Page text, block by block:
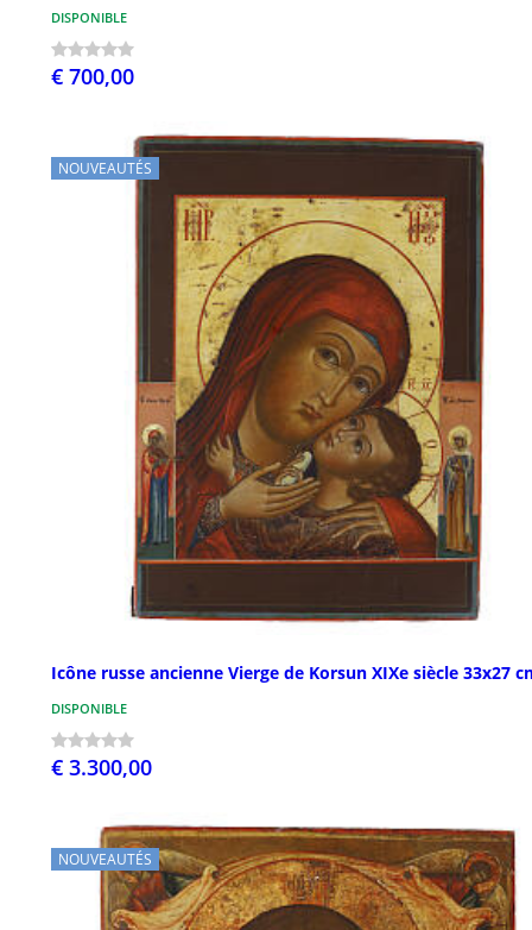
DISPONIBLE
€ 700,00
NOUVEAUTÉS
Icône russe ancienne Vierge de Korsun XIXe siècle 33x27
DISPONIBLE
€ 3.300,00
NOUVEAUTÉS